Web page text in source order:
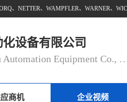
设备有限公司
Shanghai Shaoou Automation
商机 企业视频